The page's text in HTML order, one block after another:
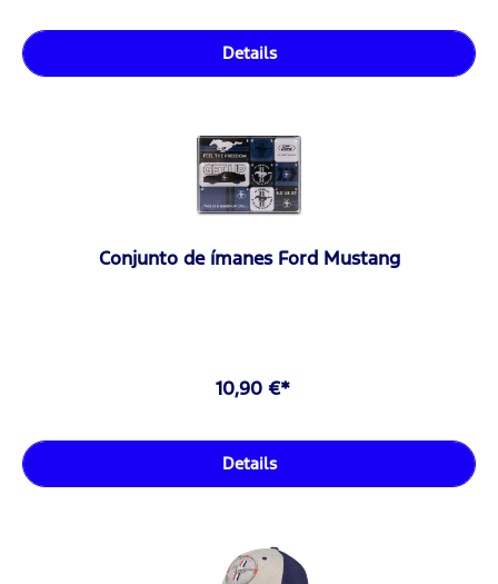
Details
Conjunto de ímanes Ford Mustang
10,90 €*
Details